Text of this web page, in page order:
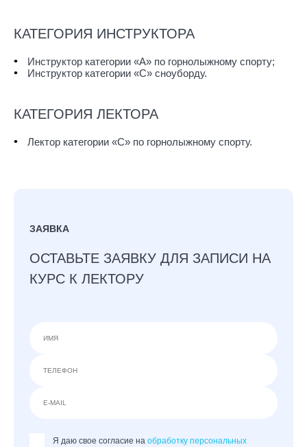
КАТЕГОРИЯ ИНСТРУКТОРА
Инструктор категории «А» по горнолыжному спорту;
Инструктор категории «С» сноуборду.
КАТЕГОРИЯ ЛЕКТОРА
Лектор категории «С» по горнолыжному спорту.
ЗАЯВКА
ОСТАВЬТЕ ЗАЯВКУ ДЛЯ ЗАПИСИ НА
КУРС К ЛЕКТОРУ
Я даю свое согласие на обработку персональных